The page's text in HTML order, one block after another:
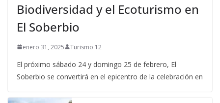
Biodiversidad y el Ecoturismo en
El Soberbio
enero 31, 2025 Turismo 12
El próximo sábado 24 y domingo 25 de febrero, El
Soberbio se convertirá en el epicentro de la celebración en